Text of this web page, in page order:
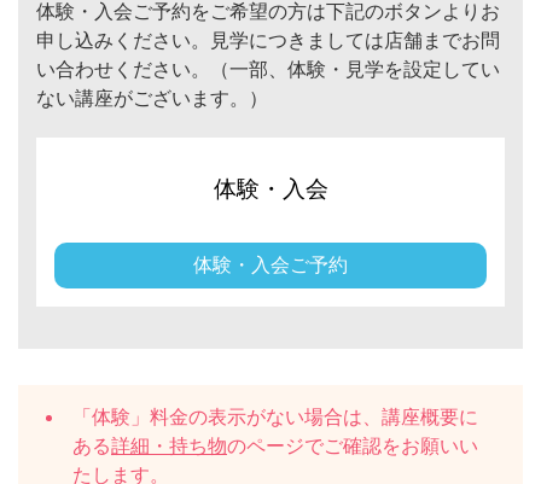
体験・入会ご予約をご希望の方は下記のボタンよりお
申し込みください。見学につきましては店舗までお問
い合わせください。（一部、体験・見学を設定してい
ない講座がございます。）
体験・入会
体験・入会ご予約
「体験」料金の表示がない場合は、講座概要に
ある詳細・持ち物のページでご確認をお願いい
たします。